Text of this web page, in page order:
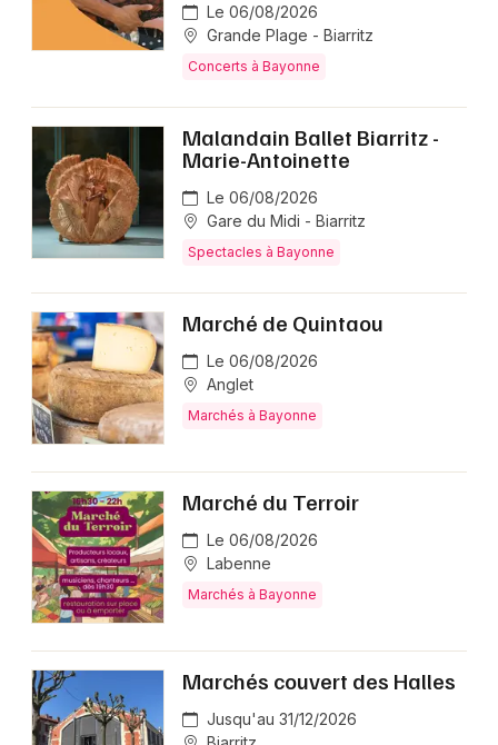
Le 06/08/2026
Grande Plage - Biarritz
Concerts à Bayonne
Malandain Ballet Biarritz -
Marie-Antoinette
Le 06/08/2026
Gare du Midi - Biarritz
Spectacles à Bayonne
Marché de Quintaou
Le 06/08/2026
Anglet
Marchés à Bayonne
Marché du Terroir
Le 06/08/2026
Labenne
Marchés à Bayonne
Marchés couvert des Halles
Jusqu'au 31/12/2026